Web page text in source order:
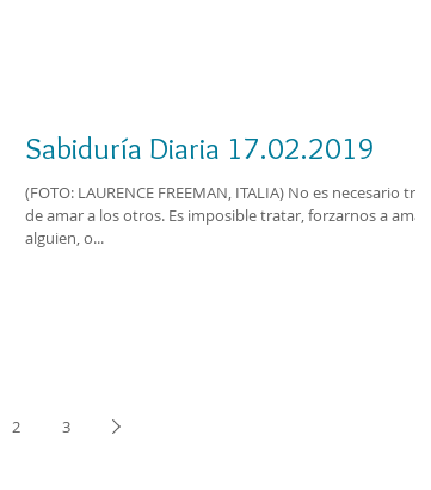
Sabiduría Diaria 17.02.2019
(FOTO: LAURENCE FREEMAN, ITALIA) No es necesario tratar
de amar a los otros. Es imposible tratar, forzarnos a amar a
alguien, o...
2 3